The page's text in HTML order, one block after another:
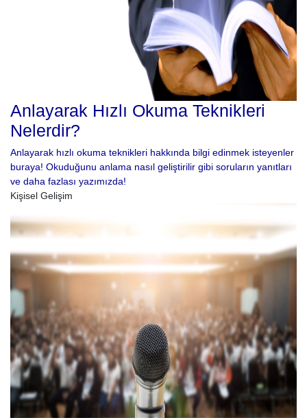
Anlayarak Hızlı Okuma Teknikleri
Nelerdir?
Anlayarak hızlı okuma teknikleri hakkında bilgi edinmek isteyenler
buraya! Okuduğunu anlama nasıl geliştirilir gibi soruların yanıtları
ve daha fazlası yazımızda!
Kişisel Gelişim